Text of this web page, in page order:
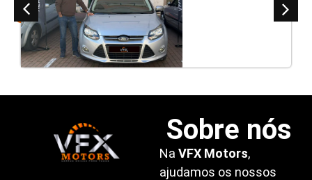
clientes
Sobre nós
NaVFX Motors,
ajudamos os nossos